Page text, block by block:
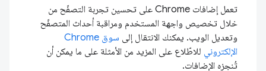
تعمل إضافات Chrome على تحسين تجربة التصفّح من
خلال تخصيص واجهة المستخدم ومراقبة أحداث المتصفّح
وتعديل الويب. يمكنك الانتقال إلى
سوق Chrome
الإلكتروني للاطّلاع على المزيد من الأمثلة على ما يمكن أن
تُنجزه الإضافات.